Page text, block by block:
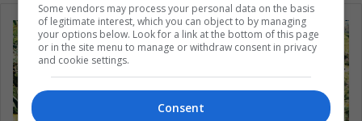
Some vendors may process your personal data on the basis
of legitimate interest, which you can object to by managing
your options below. Look for a link at the bottom of this page
or in the site menu to manage or withdraw consent in privacy
and cookie settings.
Consent